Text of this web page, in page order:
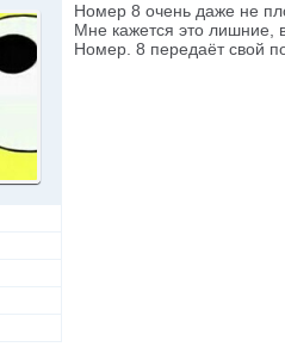
Номер 8 очень даже не
Мне кажется это лишние,
Номер. 8 передаёт свой